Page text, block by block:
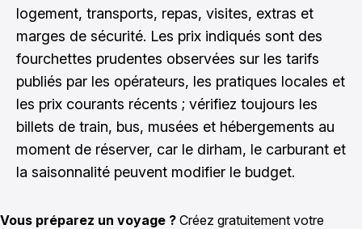
logement, transports, repas, visites, extras et
marges de sécurité. Les prix indiqués sont des
fourchettes prudentes observées sur les tarifs
publiés par les opérateurs, les pratiques locales et
les prix courants récents ; vérifiez toujours les
billets de train, bus, musées et hébergements au
moment de réserver, car le dirham, le carburant et
la saisonnalité peuvent modifier le budget.
Vous préparez un voyage ? Créez gratuitement votre